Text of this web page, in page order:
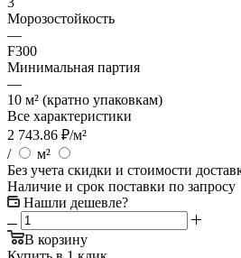
Морозостойкость
—
F300
Минимальная партия
—
10 м² (кратно упаковкам)
Все характеристики
2 743.86 ₽/м²
/
м²
Без учета скидки и стоимости
Наличие и срок поставки по запросу
Нашли дешевле?
В корзину